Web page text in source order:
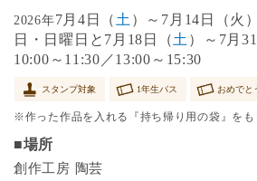
2026年7月4日（ 土 ）～7月14日（火
日・日曜日と7月18日（土 ）～7月
10:00～11:30／13:00～15:30
スタンプ対象 1年生パス おめでと
※作った作品を入れる『持ち帰り用の袋』をも
■場所
創作工房 陶芸